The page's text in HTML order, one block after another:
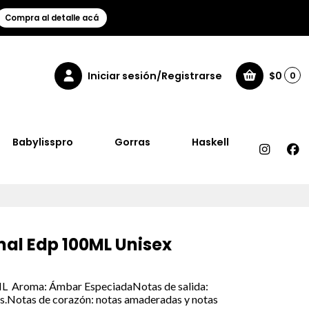
Compra al detalle acá
Iniciar sesión/Registrarse $0 0
Babylisspro Gorras Haskell
Edp 100ML Unisex
Aroma: Ámbar EspeciadaNotas de salida:
de corazón: notas amaderadas y notas